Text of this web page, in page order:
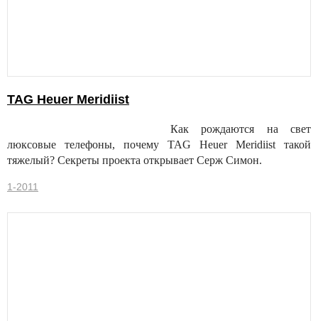
TAG Heuer Meridiist
Как рождаются на свет
люксовые телефоны, почему TAG Heuer Meridiist такой
тяжелый? Секреты проекта открывает Серж Симон.
1-2011